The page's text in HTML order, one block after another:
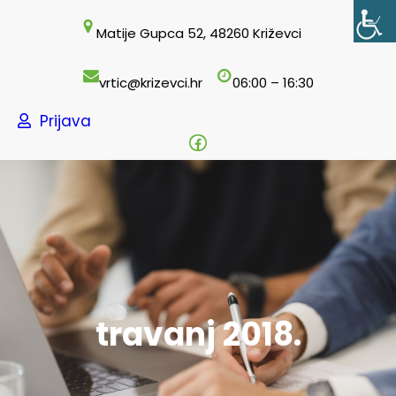
Matije Gupca 52, 48260 Križevci
vrtic@krizevci.hr 06:00 – 16:30
Prijava
Facebook
travanj 2018.